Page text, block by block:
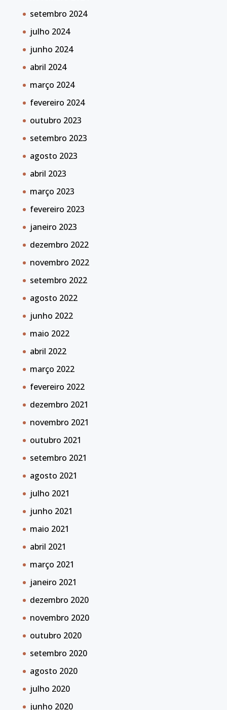
setembro 2024
julho 2024
junho 2024
abril 2024
março 2024
fevereiro 2024
outubro 2023
setembro 2023
agosto 2023
abril 2023
março 2023
fevereiro 2023
janeiro 2023
dezembro 2022
novembro 2022
setembro 2022
agosto 2022
junho 2022
maio 2022
abril 2022
março 2022
fevereiro 2022
dezembro 2021
novembro 2021
outubro 2021
setembro 2021
agosto 2021
julho 2021
junho 2021
maio 2021
abril 2021
março 2021
janeiro 2021
dezembro 2020
novembro 2020
outubro 2020
setembro 2020
agosto 2020
julho 2020
junho 2020